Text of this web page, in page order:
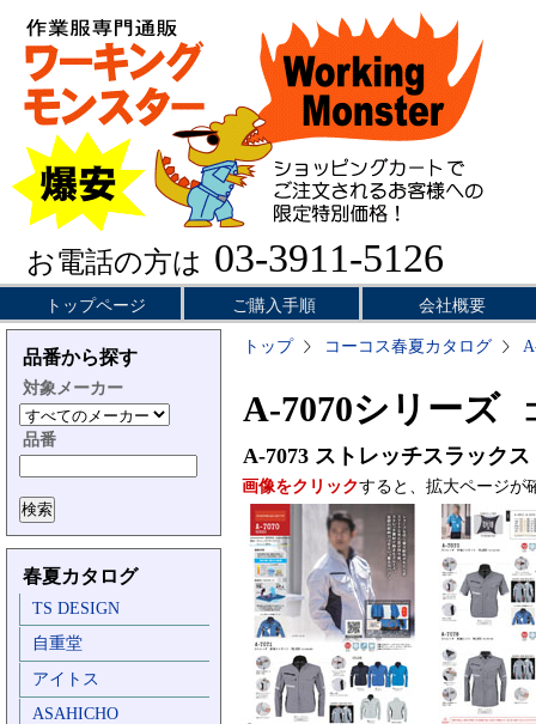
お電話の方は 03-3911-5126
トップページ ご購入手順 会社概要
品番から探す
対象メーカー
品番
春夏カタログ
TS DESIGN
自重堂
アイトス
ASAHICHO
トップ コーコス春夏カタログ
A-7070シリーズ
A-7073 ストレッチスラックス
画像をクリックすると、拡大ページが